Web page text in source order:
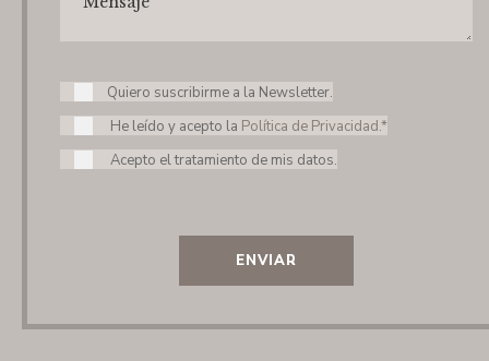
Quiero suscribirme a la Newsletter.
He leído y acepto la Política de Privacidad.*
Acepto el tratamiento de mis datos.
ENVIAR